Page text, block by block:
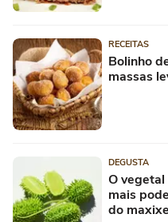
RECEITAS
Bolinho
massas
DEGUSTA
O
mais
do